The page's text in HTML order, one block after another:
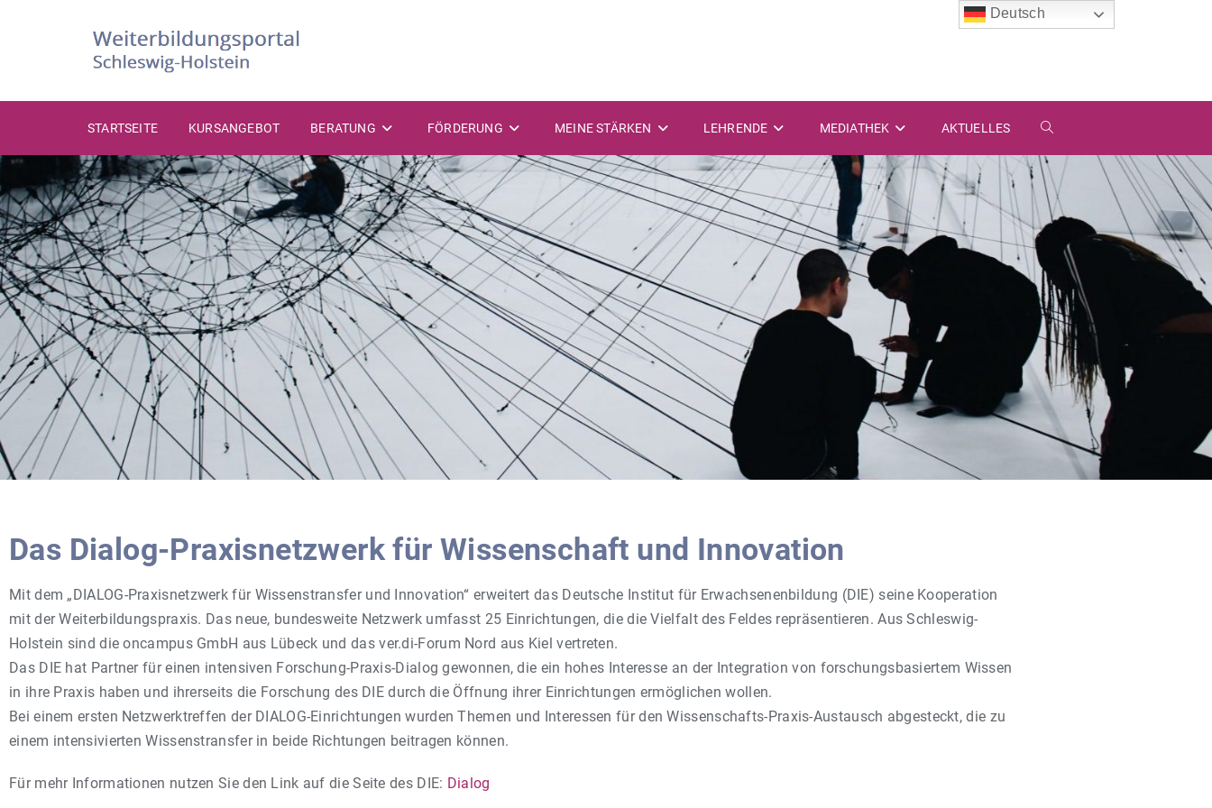
STARTSEITE KURSANGEBOT BERATUNG FÖRDERUNG MEINE STÄRKEN LEHRENDE MEDIATHEK AKTUELLES
Das Dialog-Praxisnetzwerk für Wissenschaft und Innovation
Mit dem „DIALOG-Praxisnetzwerk für Wissenstransfer und Innovation“ erweitert das Deutsche Institut für Erwachsenenbildung (DIE) seine Kooperation
mit der Weiterbildungspraxis. Das neue, bundesweite Netzwerk umfasst 25 Einrichtungen, die die Vielfalt des Feldes repräsentieren. Aus Schleswig-
Holstein sind die oncampus GmbH aus Lübeck und das ver.di-Forum Nord aus Kiel vertreten.
Das DIE hat Partner für einen intensiven Forschung-Praxis-Dialog gewonnen, die ein hohes Interesse an der Integration von forschungsbasiertem Wissen
in ihre Praxis haben und ihrerseits die Forschung des DIE durch die Öffnung ihrer Einrichtungen ermöglichen wollen.
Bei einem ersten Netzwerktreffen der DIALOG-Einrichtungen wurden Themen und Interessen für den Wissenschafts-Praxis-Austausch abgesteckt, die zu
einem intensivierten Wissenstransfer in beide Richtungen beitragen können.
Für mehr Informationen nutzen Sie den Link auf die Seite des DIE: Dialog
Deutsch